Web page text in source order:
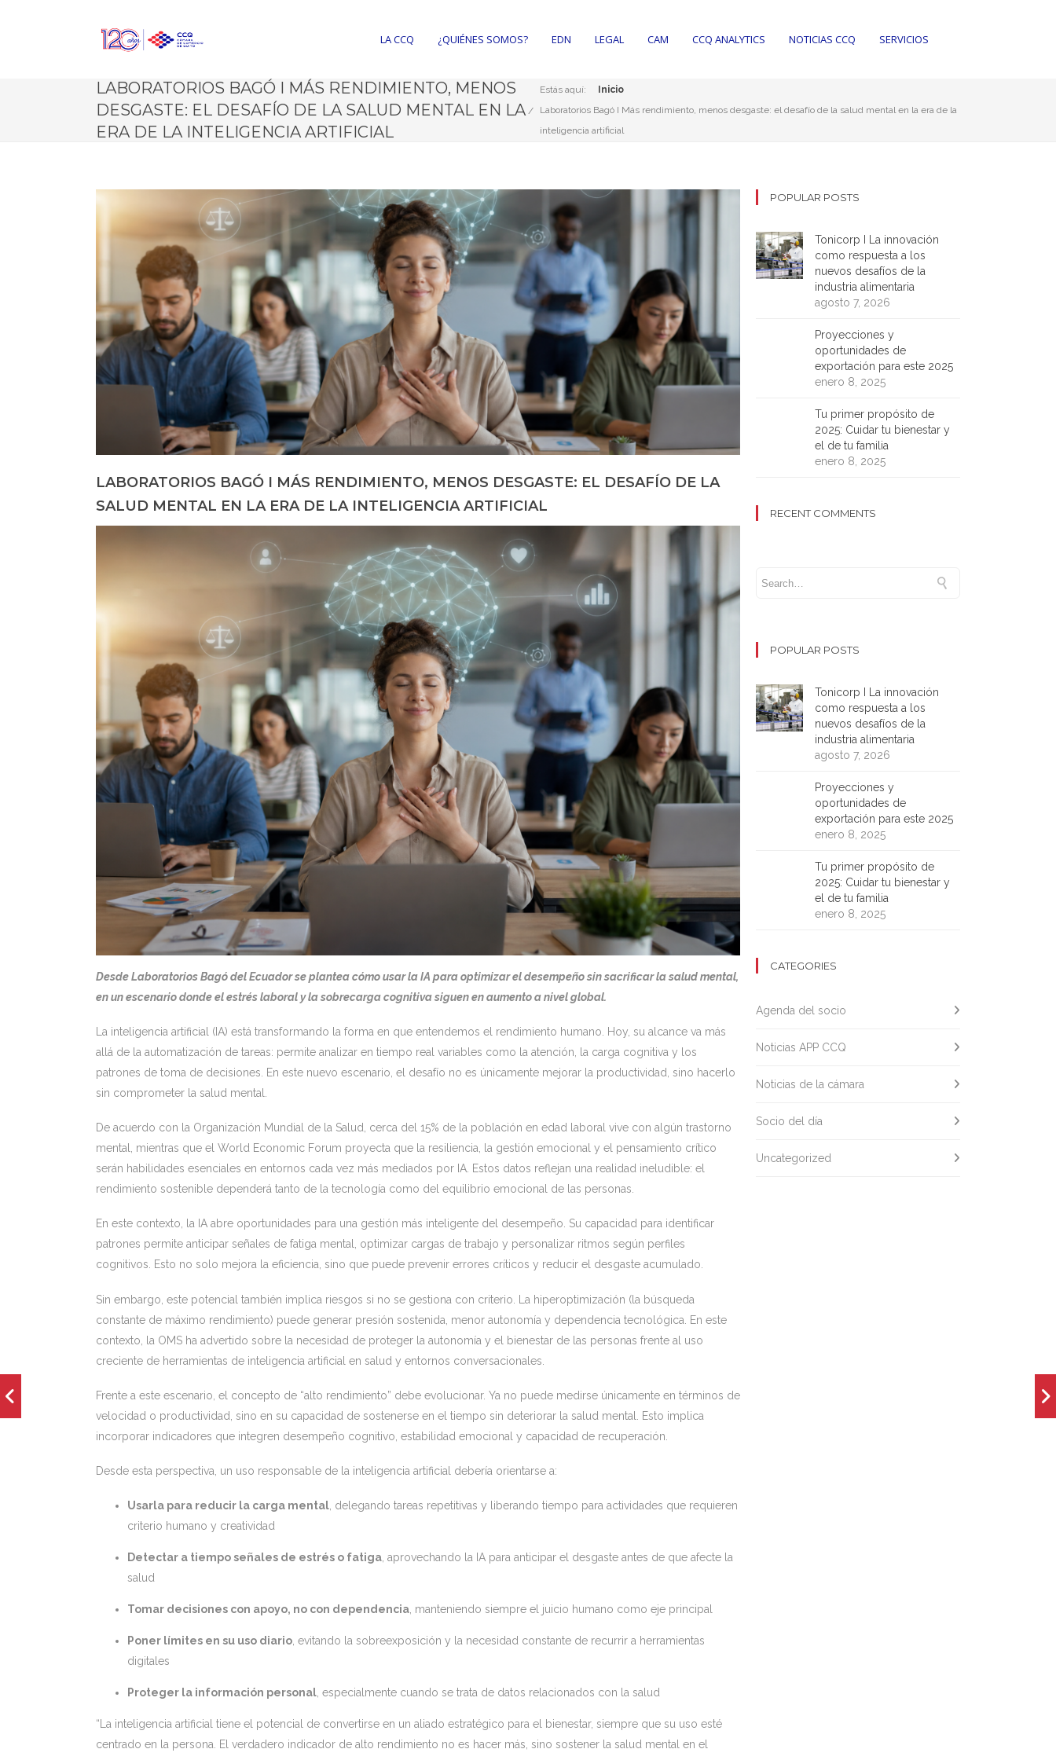
LA CCQ ¿QUIÉNES SOMOS? EDN LEGAL CAM CCQ ANALYTICS NOTICIAS CCQ SERVICIOS
LABORATORIOS BAGÓ I MÁS RENDIMIENTO, MENOS
DESGASTE: EL DESAFÍO DE LA SALUD MENTAL EN LA
ERA DE LA INTELIGENCIA ARTIFICIAL
Estás aquí:
Inicio
Laboratorios Bagó I Más rendimiento, menos desgaste: el desafío de la salud mental en la era de la
inteligencia artificial
LABORATORIOS BAGÓ I MÁS RENDIMIENTO, MENOS DESGASTE: EL DESAFÍO DE LA
SALUD MENTAL EN LA ERA DE LA INTELIGENCIA ARTIFICIAL
Desde Laboratorios Bagó del Ecuador se plantea cómo usar la IA para optimizar el desempeño sin sacrificar la salud mental,
en un escenario donde el estrés laboral y la sobrecarga cognitiva siguen en aumento a nivel global.
La inteligencia artificial (IA) está transformando la forma en que entendemos el rendimiento humano. Hoy, su alcance va más
allá de la automatización de tareas: permite analizar en tiempo real variables como la atención, la carga cognitiva y los
patrones de toma de decisiones. En este nuevo escenario, el desafío no es únicamente mejorar la productividad, sino hacerlo
sin comprometer la salud mental.
De acuerdo con la Organización Mundial de la Salud, cerca del 15% de la población en edad laboral vive con algún trastorno
mental, mientras que el World Economic Forum proyecta que la resiliencia, la gestión emocional y el pensamiento crítico
serán habilidades esenciales en entornos cada vez más mediados por IA. Estos datos reflejan una realidad ineludible: el
rendimiento sostenible dependerá tanto de la tecnología como del equilibrio emocional de las personas.
En este contexto, la IA abre oportunidades para una gestión más inteligente del desempeño. Su capacidad para identificar
patrones permite anticipar señales de fatiga mental, optimizar cargas de trabajo y personalizar ritmos según perfiles
cognitivos. Esto no solo mejora la eficiencia, sino que puede prevenir errores críticos y reducir el desgaste acumulado.
Sin embargo, este potencial también implica riesgos si no se gestiona con criterio. La hiperoptimización (la búsqueda
constante de máximo rendimiento) puede generar presión sostenida, menor autonomía y dependencia tecnológica. En este
contexto, la OMS ha advertido sobre la necesidad de proteger la autonomía y el bienestar de las personas frente al uso
creciente de herramientas de inteligencia artificial en salud y entornos conversacionales.
Frente a este escenario, el concepto de “alto rendimiento” debe evolucionar. Ya no puede medirse únicamente en términos de
velocidad o productividad, sino en su capacidad de sostenerse en el tiempo sin deteriorar la salud mental. Esto implica
incorporar indicadores que integren desempeño cognitivo, estabilidad emocional y capacidad de recuperación.
Desde esta perspectiva, un uso responsable de la inteligencia artificial debería orientarse a:
Usarla para reducir la carga mental , delegando tareas repetitivas y liberando tiempo para actividades que requieren
criterio humano y creatividad
Detectar a tiempo señales de estrés o fatiga , aprovechando la IA para anticipar el desgaste antes de que afecte la
salud
Tomar decisiones con apoyo, no con dependencia , manteniendo siempre el juicio humano como eje principal
Poner límites en su uso diario , evitando la sobreexposición y la necesidad constante de recurrir a herramientas
digitales
Proteger la información personal , especialmente cuando se trata de datos relacionados con la salud
“La inteligencia artificial tiene el potencial de convertirse en un aliado estratégico para el bienestar, siempre que su uso esté
centrado en la persona. El verdadero indicador de alto rendimiento no es hacer más, sino sostener la salud mental en el
POPULAR POSTS
Tonicorp I La innovación
como respuesta a los
nuevos desafíos de la
industria alimentaria
agosto 7, 2026
Proyecciones y
oportunidades de
exportación para este 2025
enero 8, 2025
Tu primer propósito de
2025: Cuidar tu bienestar y
el de tu familia
enero 8, 2025
RECENT COMMENTS
POPULAR POSTS
Tonicorp I La innovación
como respuesta a los
nuevos desafíos de la
industria alimentaria
agosto 7, 2026
Proyecciones y
oportunidades de
exportación para este 2025
enero 8, 2025
Tu primer propósito de
2025: Cuidar tu bienestar y
el de tu familia
enero 8, 2025
CATEGORIES
Agenda del socio
Noticias APP CCQ
Noticias de la cámara
Socio del día
Uncategorized